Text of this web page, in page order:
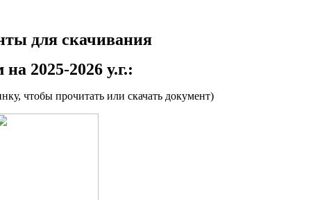
для скачивания
2025-2026 у.г.:
чтобы прочитать или скачать документ)